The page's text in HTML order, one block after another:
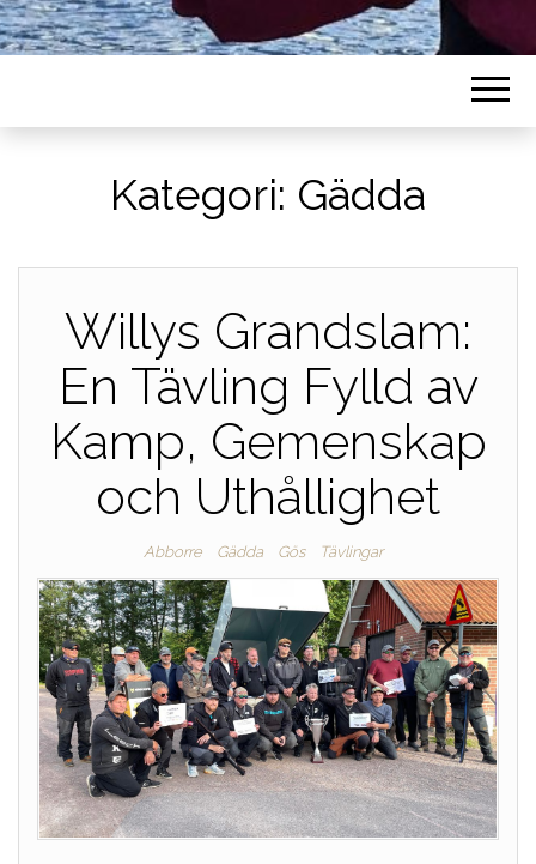
Kategori: Gädda
Willys Grandslam:
En Tävling Fylld av
Kamp, Gemenskap
och Uthållighet
Abborre Gädda Gös Tävlingar